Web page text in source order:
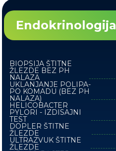
Endokrinologija
BIOPSIJA ŠTITNE
ŽLEZDE BEZ PH
NALAZA
UKLANJANJE POLIPA-
PO KOMADU (BEZ PH
NALAZA)
HELICOBACTER
PYLORI - IZDISAJNI
TEST
DOPLER ŠTITNE
ŽLEZDE
ULTRAZVUK ŠTITNE
ŽLEZDE